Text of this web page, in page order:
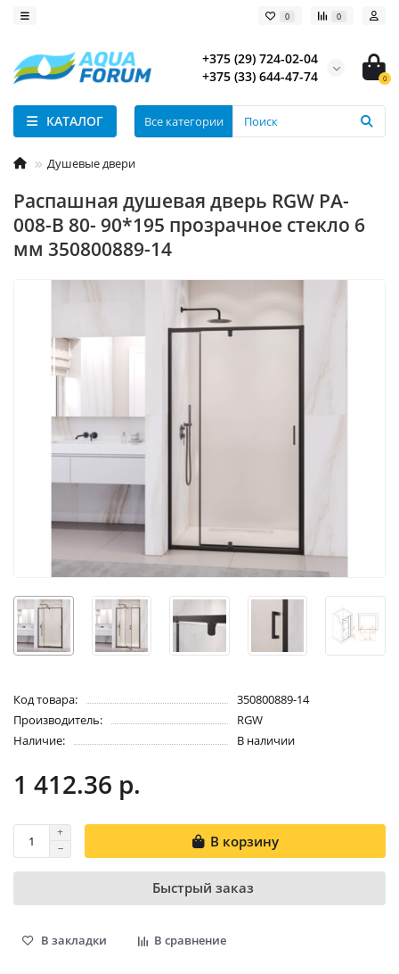
0 0
+375 (29) 724-02-04
+375 (33) 644-47-74
0
КАТАЛОГ Все категории
Душевые двери
Распашная душевая дверь RGW PA-
008-B 80- 90*195 прозрачное стекло 6
мм 350800889-14
Код товара:
350800889-14
Производитель:
RGW
Наличие:
В наличии
1 412.36 р.
В корзину
Быстрый заказ
В закладки В сравнение